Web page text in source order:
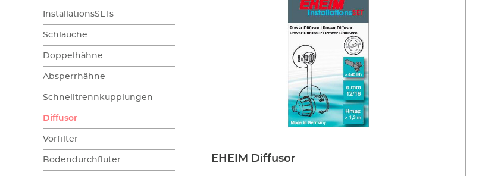
InstallationsSETs
Schläuche
Doppelhähne
Absperrhähne
Schnelltrennkupplungen
Diffusor
Vorfilter
Bodendurchfluter EHEIM Diffusor